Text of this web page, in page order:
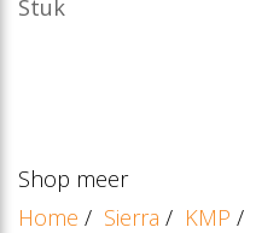
Stuk
Shop meer
Home / Sierra / KMP /